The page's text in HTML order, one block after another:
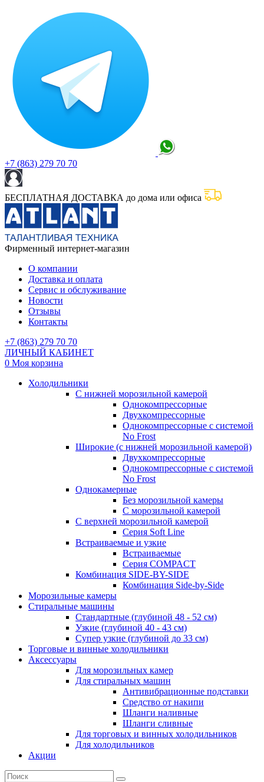
+7 (863) 279 70 70
БЕСПЛАТНАЯ ДОСТАВКА до дома или офиса
Фирменный интернет-магазин
О компании
Доставка и оплата
Сервис и обслуживание
Новости
Отзывы
Контакты
+7 (863) 279 70 70
ЛИЧНЫЙ КАБИНЕТ
0 Моя корзина
Холодильники
С нижней морозильной камерой
Однокомпрессорные
Двухкомпрессорные
Однокомпрессорные с системой
No Frost
Широкие (с нижней морозильной камерой)
Двухкомпрессорные
Однокомпрессорные с системой
No Frost
Однокамерные
Без морозильной камеры
С морозильной камерой
С верхней морозильной камерой
Серия Soft Line
Встраиваемые и узкие
Встраиваемые
Серия СOMPACT
Комбинация SIDE-BY-SIDE
Комбинация Side-by-Side
Морозильные камеры
Стиральные машины
Стандартные (глубиной 48 - 52 см)
Узкие (глубиной 40 - 43 см)
Супер узкие (глубиной до 33 см)
Торговые и винные холодильники
Аксессуары
Для морозильных камер
Для стиральных машин
Антивибрационные подставки
Средство от накипи
Шланги наливные
Шланги сливные
Для торговых и винных холодильников
Для холодильников
Акции